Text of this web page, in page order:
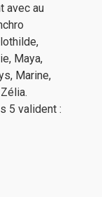
avec au
Maya,
Marine,
5 valident :